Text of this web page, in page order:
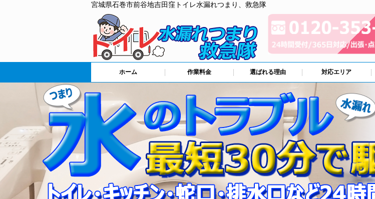
宮城県石巻市前谷地吉田窪トイレ水漏れつまり、救急隊
ホーム 作業料金 選ばれる理由 対応エリア